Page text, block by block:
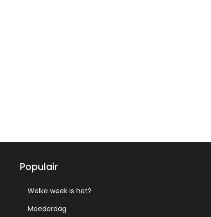
Populair
Welke week is het?
Moederdag